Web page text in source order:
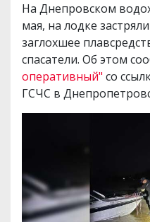
На Днепровском
мая, на лодке
заглохшее
спасатели. Об этом
оперативный" со
ГСЧС в